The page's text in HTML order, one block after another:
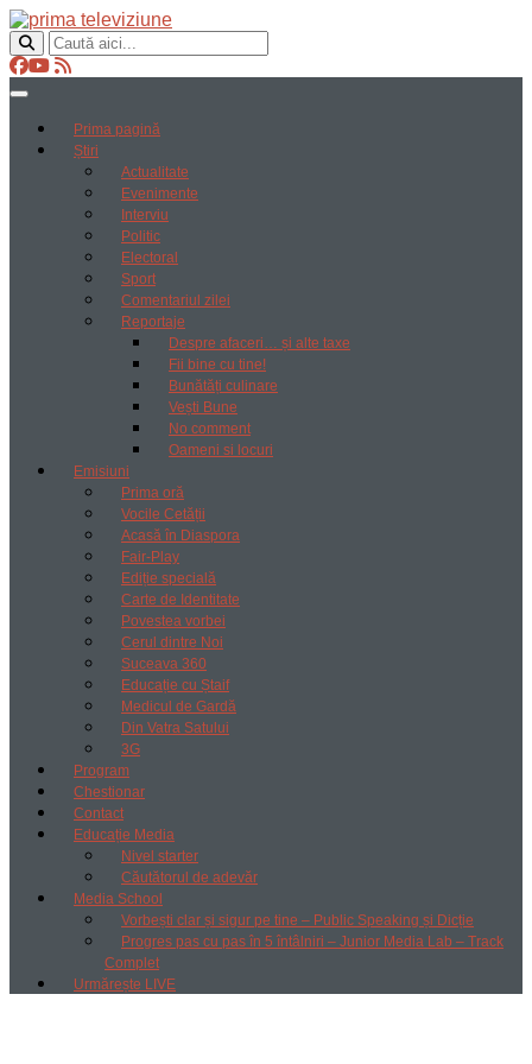
Prima pagină
Știri
Actualitate
Evenimente
Interviu
Politic
Electoral
Sport
Comentariul zilei
Reportaje
Despre afaceri… și alte taxe
Fii bine cu tine!
Bunătăți culinare
Vești Bune
No comment
Oameni si locuri
Emisiuni
Prima oră
Vocile Cetății
Acasă în Diaspora
Fair-Play
Ediție specială
Carte de Identitate
Povestea vorbei
Cerul dintre Noi
Suceava 360
Educație cu Ștaif
Medicul de Gardă
Din Vatra Satului
3G
Program
Chestionar
Contact
Educație Media
Nivel starter
Căutătorul de adevăr
Media School
Vorbești clar și sigur pe tine – Public Speaking și Dicție
Progres pas cu pas în 5 întâlniri – Junior Media Lab – Track
Complet
Urmărește LIVE